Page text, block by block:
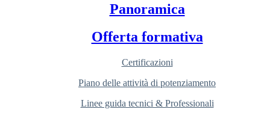
Panoramica
Offerta formativa
Certificazioni
Piano delle attività di potenziamento
Linee guida tecnici & Professionali